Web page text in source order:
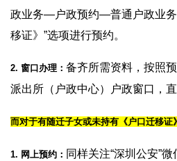
政业务—户政预约—普通户政业务
移证》”选项进行预约。
2. 窗口办理： 备齐所需资料，按照
派出所（户政中心）户政窗口，
而对于有随迁子女或未持有《户口迁移证
1. 网上预约： 同样关注“深圳公安”